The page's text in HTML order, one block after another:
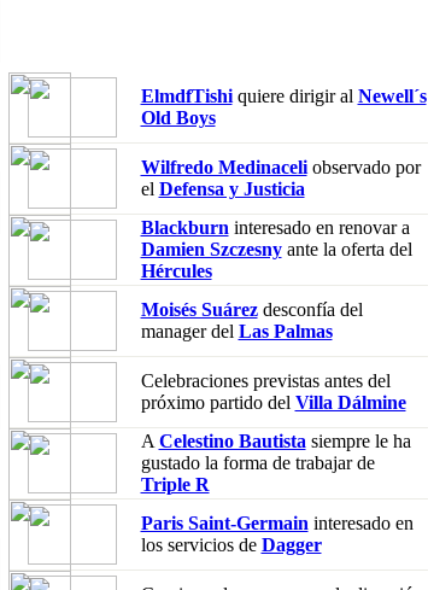
ElmdfTishiquiere dirigir al Newell´s
Old Boys
Wilfredo Medinaceliobservado por
el Defensa y Justicia
Blackburn interesado en renovar a
Damien Szczesnyante la oferta del
Hércules
Moisés Suárezdesconfía del
manager del Las Palmas
Celebraciones previstas antes del
próximo partido del Villa Dálmine
A Celestino Bautista siempre le ha
gustado la forma de trabajar de
Triple R
Paris Saint-Germain interesado en
los servicios de Dagger